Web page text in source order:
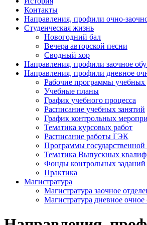
Контакты
Направления, профили очно-
Студенческая жизнь
Новогодний бал
Вечера авторской песни
Сводный хор
Направления, профили заочное
Направления, профили дневное
Рабочие программы
Учебные планы
График учебного процесса
Расписание учебных занятий
График контрольных
Тематика курсовых работ
Расписание работы ГЭК
Программы государственной
Тематика Выпускных
Фонды контрольных
Практика
Магистратура
Магистратура заочное
Магистратура дневное очное